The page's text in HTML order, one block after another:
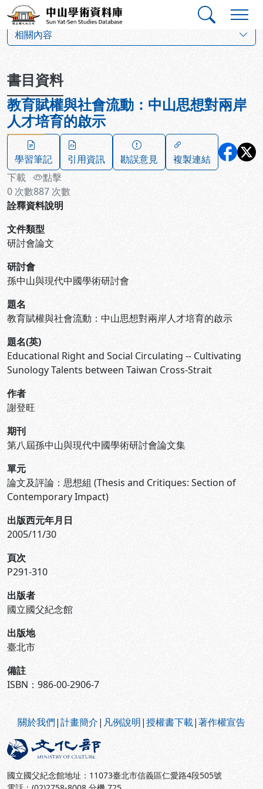
跳到主要內容
中山學術資料庫
相關內容
書目資料
教育賦權與社會流動：中山思想對兩岸
人才培育的啟示
學習筆記 引用資訊 勘誤意見
複製連結
下載
0 次數
點擊
887 次數
詮釋資料說明
文件類型
研討會論文
研討會
孫中山與現代中國學術研討會
題名
教育賦權與社會流動：中山思想對兩岸人才培育的啟示
題名(英)
Educational Right and Social Circulating -- Cultivating
Sunology Talents between Taiwan Cross-Strait
作者
謝登旺
期刊
第八屆孫中山與現代中國學術研討會論文集
單元
論文及評論：思想組 (Thesis and Critiques: Section of
Contemporary Impact)
出版西元年月日
2005/11/30
頁次
P291-310
出版者
國立國父紀念館
出版地
臺北市
備註
ISBN：986-00-2906-7
關於我們|計畫簡介| 凡例說明|授權書下載|著作權宣告
國立國父紀念館地址：11073臺北市信義區仁愛路4段505號